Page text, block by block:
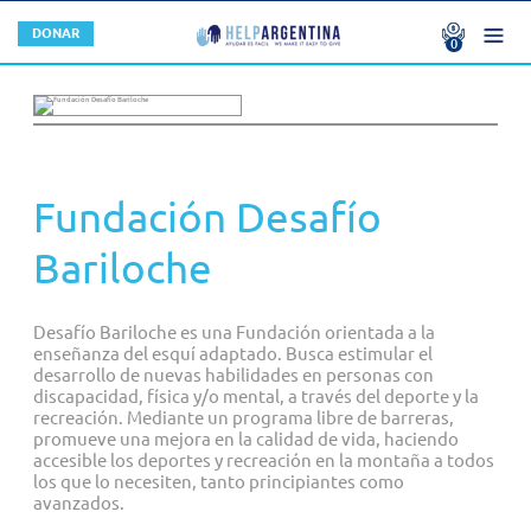
No hay donaciones U$S 0.00
TotalU$S0.00 CONFIRMAR
0
DONAR
NOSOTROS
AUTORIDADES
¿POR QUÉ SUMARTE A HELPARGENTINA?
Buenas Prácticas
FORMAS DE HACER UNA DONACIÓN
Fundación Desafío
Bariloche
Desafío Bariloche es una Fundación orientada a la
enseñanza del esquí adaptado. Busca estimular el
desarrollo de nuevas habilidades en personas con
discapacidad, física y/o mental, a través del deporte y la
recreación. Mediante un programa libre de barreras,
promueve una mejora en la calidad de vida, haciendo
accesible los deportes y recreación en la montaña a todos
los que lo necesiten, tanto principiantes como
avanzados.